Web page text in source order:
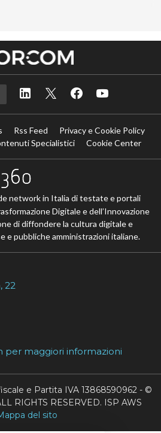
Rss Feed
Privacy e Cookie Policy
Specialistici
Cookie Center
network in Italia di testate e portali
Digitale e dell’Innovazione
di diffondere la cultura digitale e
e pubbliche amministrazioni italiane.
22
per maggiori informazioni
e Partita IVA 13868590962 - ©
RIGHTS RESERVED. ISP AWS
del sito